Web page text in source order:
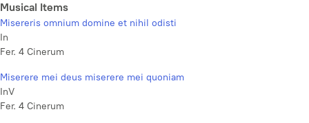
Musical Items
Misereris omnium domine et nihil odisti
In
Fer. 4 Cinerum
Miserere mei deus miserere mei quoniam
InV
Fer. 4 Cinerum